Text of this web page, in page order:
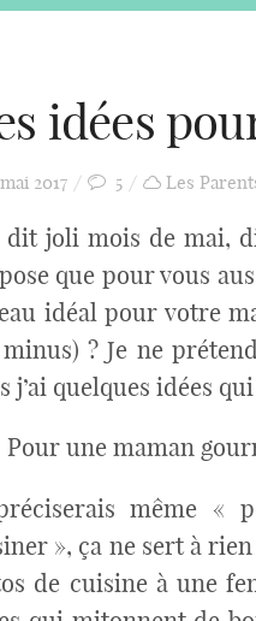
idées
2017 5 Les
dit joli mois de mai,
que pour vous
idéal pour votre
? Je ne
j’ai quelques idées
Pour une maman
même «
», ça ne sert à
de cuisine à une